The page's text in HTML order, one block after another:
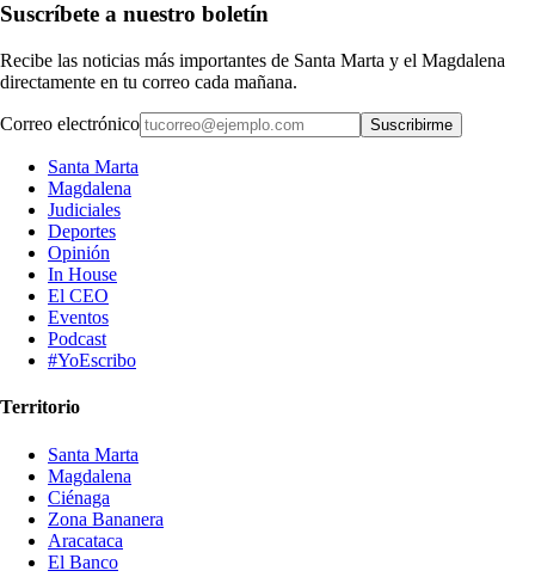
Suscríbete a nuestro boletín
Recibe las noticias más importantes de Santa Marta y el Magdalena
directamente en tu correo cada mañana.
Correo electrónico Suscribirme
Santa Marta
Magdalena
Judiciales
Deportes
Opinión
In House
El CEO
Eventos
Podcast
#YoEscribo
Territorio
Santa Marta
Magdalena
Ciénaga
Zona Bananera
Aracataca
El Banco